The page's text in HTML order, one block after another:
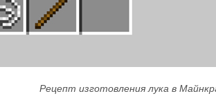
Рецепт изготовления лука в